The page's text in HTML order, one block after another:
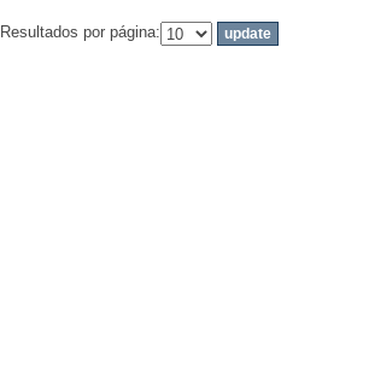
Resultados por página: